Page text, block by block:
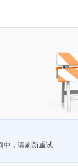
中，请刷新重试